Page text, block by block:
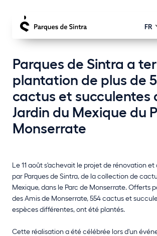
FR
Parques de Sintra a
plantation de plus de
cactus et succulentes
Jardin du Mexique du
Monserrate
Le 11 août s'achevait le projet de rénovation et
par Parques de Sintra, de la collection de
Mexique, dans le Parc de Monserrate. Offerts
des Amis de Monserrate, 554 cactus et
espèces différentes, ont été plantés.
Cette réalisation a été célébrée lors d'un